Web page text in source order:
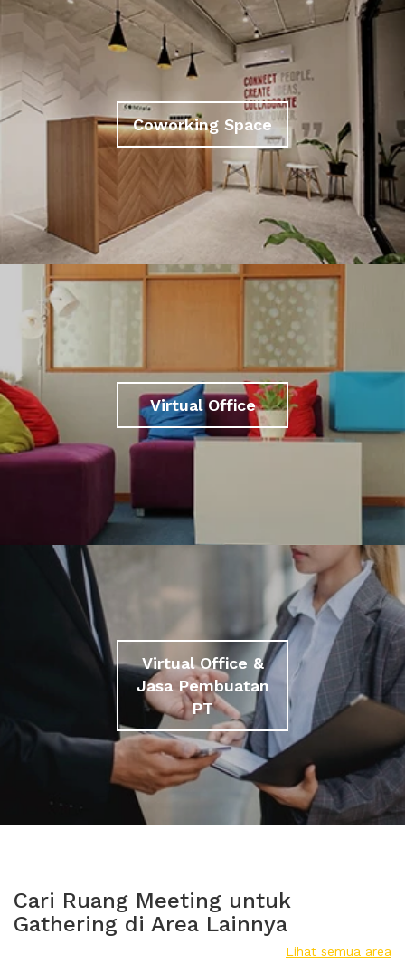
Coworking Space
Virtual Office
Virtual Office &
Jasa Pembuatan
PT
Cari Ruang Meeting untuk
Gathering di Area Lainnya
Lihat semua area